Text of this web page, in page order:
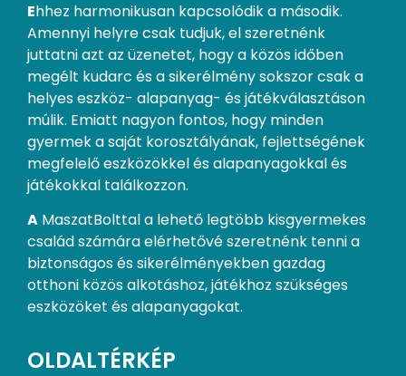
Ehhez harmonikusan kapcsolódik a második.
Amennyi helyre csak tudjuk, el szeretnénk
juttatni azt az üzenetet, hogy a közös időben
megélt kudarc és a sikerélmény sokszor csak a
helyes eszköz- alapanyag- és játékválasztáson
múlik. Emiatt nagyon fontos, hogy minden
gyermek a saját korosztályának, fejlettségének
megfelelő eszközökkel és alapanyagokkal és
játékokkal találkozzon.
A MaszatBolttal a lehető legtöbb kisgyermekes
család számára elérhetővé szeretnénk tenni a
biztonságos és sikerélményekben gazdag
otthoni közös alkotáshoz, játékhoz szükséges
eszközöket és alapanyagokat.
OLDALTÉRKÉP